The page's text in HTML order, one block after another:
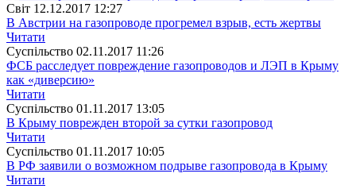
Свiт 12.12.2017 12:27
В Австрии на газопроводе прогремел взрыв, есть жертвы
Читати
Суспiльство 02.11.2017 11:26
ФСБ расследует повреждение газопроводов и ЛЭП в Крыму
как «диверсию»
Читати
Суспiльство 01.11.2017 13:05
В Крыму поврежден второй за сутки газопровод
Читати
Суспiльство 01.11.2017 10:05
В РФ заявили о возможном подрыве газопровода в Крыму
Читати